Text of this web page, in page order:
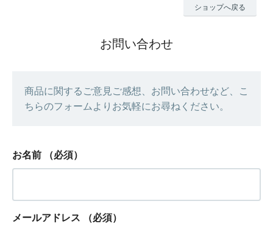
ショップへ戻る
お問い合わせ
商品に関するご意見ご感想、お問い合わせなど、こ
ちらのフォームよりお気軽にお尋ねください。
お名前 （必須）
メールアドレス （必須）